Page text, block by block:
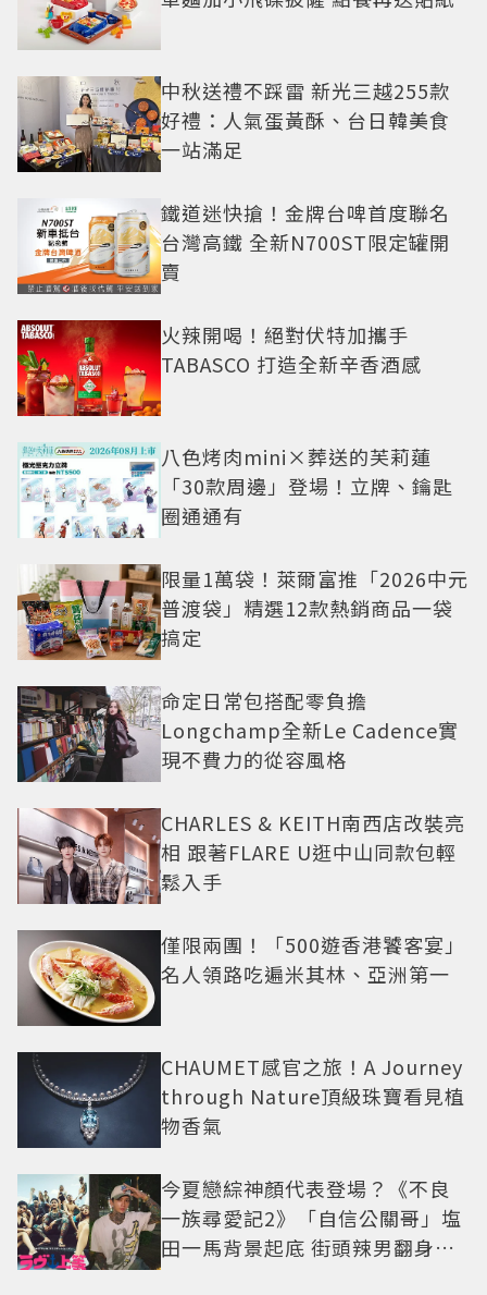
中秋送禮不踩雷 新光三越255款
好禮：人氣蛋黃酥、台日韓美食
一站滿足
鐵道迷快搶！金牌台啤首度聯名
台灣高鐵 全新N700ST限定罐開
賣
火辣開喝！絕對伏特加攜手
TABASCO 打造全新辛香酒感
八色烤肉mini×葬送的芙莉蓮
「30款周邊」登場！立牌、鑰匙
圈通通有
限量1萬袋！萊爾富推「2026中元
普渡袋」精選12款熱銷商品一袋
搞定
命定日常包搭配零負擔
Longchamp全新Le Cadence實
現不費力的從容風格
CHARLES & KEITH南西店改裝亮
相 跟著FLARE U逛中山同款包輕
鬆入手
僅限兩團！「500遊香港饕客宴」
名人領路吃遍米其林、亞洲第一
CHAUMET感官之旅！A Journey
through Nature頂級珠寶看見植
物香氣
今夏戀綜神顏代表登場？《不良
一族尋愛記2》「自信公關哥」塩
田一馬背景起底 街頭辣男翻身當